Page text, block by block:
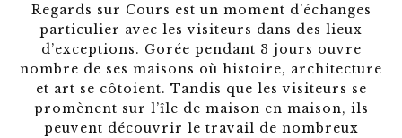
Regards sur Cours est un moment d’échanges
particulier avec les visiteurs dans des lieux
d’exceptions. Gorée pendant 3 jours ouvre
nombre de ses maisons où histoire, architecture
et art se côtoient. Tandis que les visiteurs se
promènent sur l’île de maison en maison, ils
peuvent découvrir le travail de nombreux